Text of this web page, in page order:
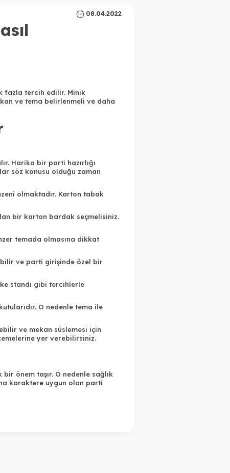
08.04.2022
fazla tercih edilir. Minik
ve tema belirlenmeli ve daha
Harika bir parti hazırlığı
söz konusu olduğu zaman
olmaktadır. Karton tabak
bir karton bardak seçmelisiniz.
temada olmasına dikkat
ve parti girişinde özel bir
standı gibi tercihlerle
O nedenle tema ile
ve mekan süslemesi için
yer verebilirsiniz.
önem taşır. O nedenle sağlık
karaktere uygun olan parti